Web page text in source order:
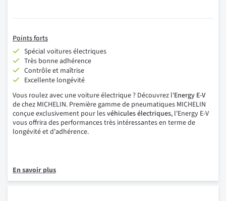
Points forts
Spécial voitures électriques
Très bonne adhérence
Contrôle et maîtrise
Excellente longévité
Vous roulez avec une voiture électrique ? Découvrez l'Energy E-V
de chez MICHELIN. Première gamme de pneumatiques MICHELIN
conçue exclusivement pour lesvéhicules électriques, l'Energy E-V
vous offrira des performances très intéressantes en terme de
longévité et d'adhérence.
En savoir plus